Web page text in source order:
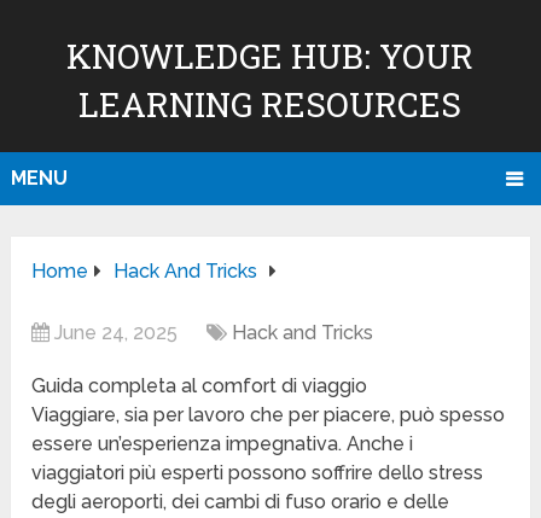
KNOWLEDGE HUB: YOUR
LEARNING RESOURCES
MENU
Home Hack And Tricks
June 24, 2025 Hack and Tricks
Guida completa al comfort di viaggio
Viaggiare, sia per lavoro che per piacere, può spesso
essere un’esperienza impegnativa. Anche i
viaggiatori più esperti possono soffrire dello stress
degli aeroporti, dei cambi di fuso orario e delle